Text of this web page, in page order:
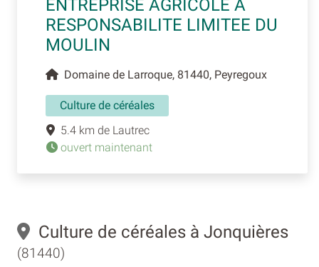
ENTREPRISE AGRICOLE A
RESPONSABILITE LIMITEE DU
MOULIN
Domaine de Larroque, 81440, Peyregoux
Culture de céréales
5.4 km de Lautrec
ouvert maintenant
Culture de céréales à Jonquières
(81440)